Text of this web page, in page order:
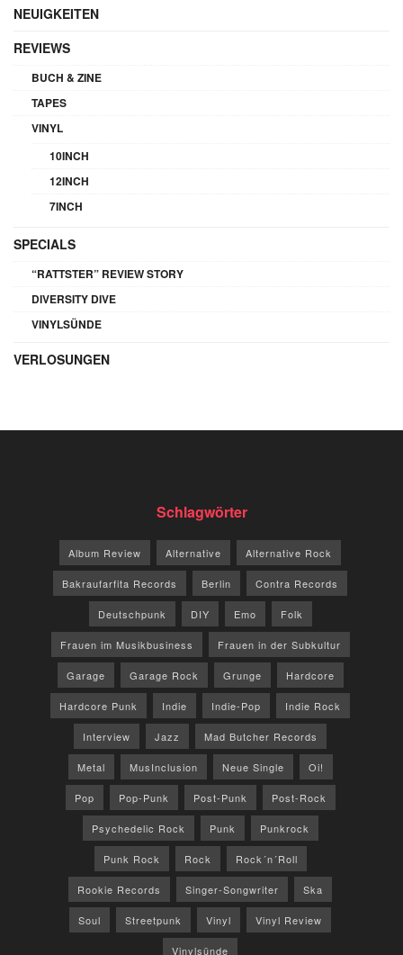
NEUIGKEITEN
REVIEWS
BUCH & ZINE
TAPES
VINYL
10INCH
12INCH
7INCH
SPECIALS
“RATTSTER” REVIEW STORY
DIVERSITY DIVE
VINYLSÜNDE
VERLOSUNGEN
Schlagwörter
Album Review Alternative Alternative Rock
Bakraufarfita Records Berlin Contra Records
Deutschpunk DIY Emo Folk
Frauen im Musikbusiness Frauen in der Subkultur
Garage Garage Rock Grunge Hardcore
Hardcore Punk Indie Indie-Pop Indie Rock
Interview Jazz Mad Butcher Records
Metal MusInclusion Neue Single Oi!
Pop Pop-Punk Post-Punk Post-Rock
Psychedelic Rock Punk Punkrock
Punk Rock Rock Rock´n´Roll
Rookie Records Singer-Songwriter Ska
Soul Streetpunk Vinyl Vinyl Review
Vinylsünde